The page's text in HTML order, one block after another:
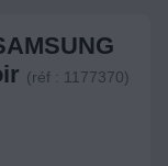
(réf : 1177370)